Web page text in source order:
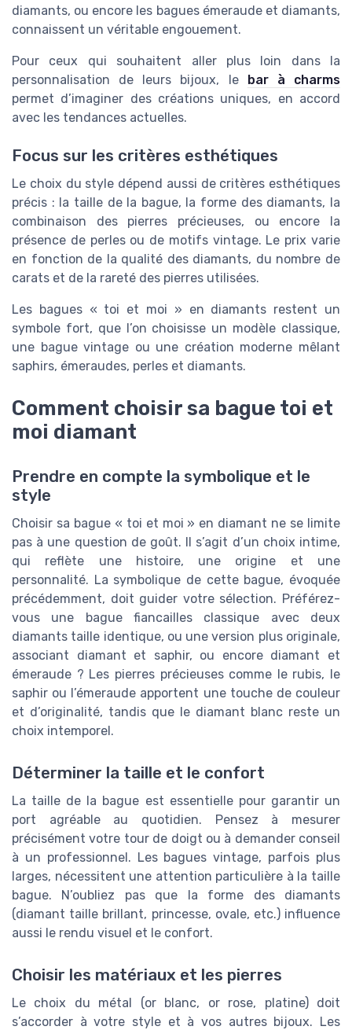
diamants, ou encore les bagues émeraude et diamants,
connaissent un véritable engouement.
Pour ceux qui souhaitent aller plus loin dans la
personnalisation de leurs bijoux, le bar à charms
permet d’imaginer des créations uniques, en accord
avec les tendances actuelles.
Focus sur les critères esthétiques
Le choix du style dépend aussi de critères esthétiques
précis : la taille de la bague, la forme des diamants, la
combinaison des pierres précieuses, ou encore la
présence de perles ou de motifs vintage. Le prix varie
en fonction de la qualité des diamants, du nombre de
carats et de la rareté des pierres utilisées.
Les bagues « toi et moi » en diamants restent un
symbole fort, que l’on choisisse un modèle classique,
une bague vintage ou une création moderne mêlant
saphirs, émeraudes, perles et diamants.
Comment choisir sa bague toi et
moi diamant
Prendre en compte la symbolique et le
style
Choisir sa bague « toi et moi » en diamant ne se limite
pas à une question de goût. Il s’agit d’un choix intime,
qui reflète une histoire, une origine et une
personnalité. La symbolique de cette bague, évoquée
précédemment, doit guider votre sélection. Préférez-
vous une bague fiancailles classique avec deux
diamants taille identique, ou une version plus originale,
associant diamant et saphir, ou encore diamant et
émeraude ? Les pierres précieuses comme le rubis, le
saphir ou l’émeraude apportent une touche de couleur
et d’originalité, tandis que le diamant blanc reste un
choix intemporel.
Déterminer la taille et le confort
La taille de la bague est essentielle pour garantir un
port agréable au quotidien. Pensez à mesurer
précisément votre tour de doigt ou à demander conseil
à un professionnel. Les bagues vintage, parfois plus
larges, nécessitent une attention particulière à la taille
bague. N’oubliez pas que la forme des diamants
(diamant taille brillant, princesse, ovale, etc.) influence
aussi le rendu visuel et le confort.
Choisir les matériaux et les pierres
Le choix du métal (or blanc, or rose, platine) doit
s’accorder à votre style et à vos autres bijoux. Les